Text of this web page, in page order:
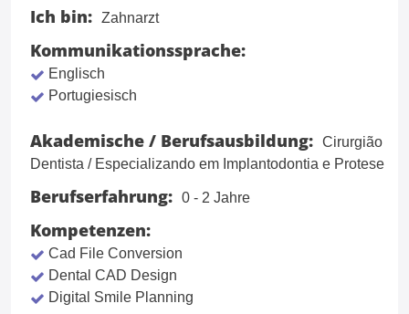
Ich bin: Zahnarzt
Kommunikationssprache:
Englisch
Portugiesisch
Akademische / Berufsausbildung: Cirurgião
Dentista / Especializando em Implantodontia e Protese
Berufserfahrung: 0 - 2 Jahre
Kompetenzen:
Cad File Conversion
Dental CAD Design
Digital Smile Planning